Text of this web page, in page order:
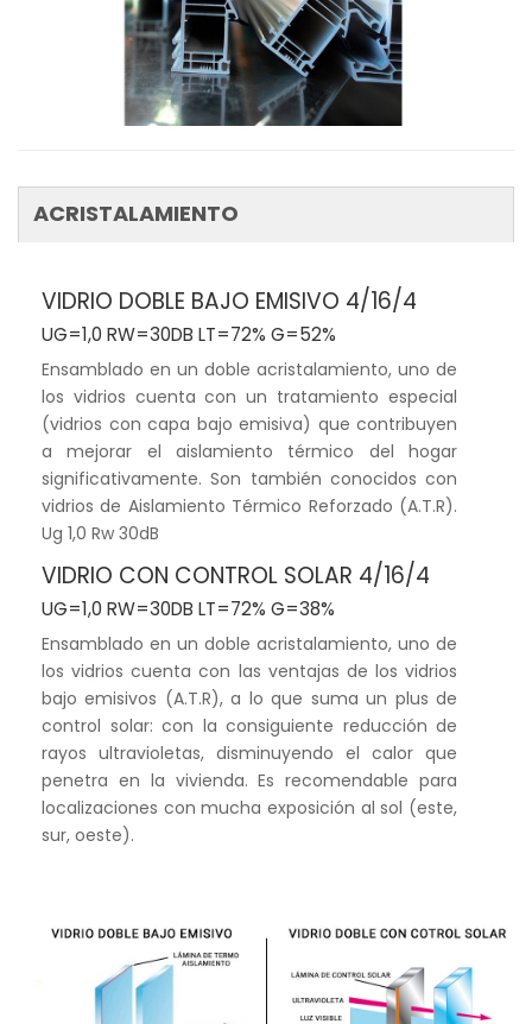
ACRISTALAMIENTO
VIDRIO DOBLE BAJO EMISIVO 4/16/4
UG=1,0 RW=30DB LT=72% G=52%
Ensamblado en un doble acristalamiento, uno de
los vidrios cuenta con un tratamiento especial
(vidrios con capa bajo emisiva) que contribuyen
a mejorar el aislamiento térmico del hogar
significativamente. Son también conocidos con
vidrios de Aislamiento Térmico Reforzado (A.T.R).
Ug 1,0 Rw 30dB
VIDRIO CON CONTROL SOLAR 4/16/4
UG=1,0 RW=30DB LT=72% G=38%
Ensamblado en un doble acristalamiento, uno de
los vidrios cuenta con las ventajas de los vidrios
bajo emisivos (A.T.R), a lo que suma un plus de
control solar: con la consiguiente reducción de
rayos ultravioletas, disminuyendo el calor que
penetra en la vivienda. Es recomendable para
localizaciones con mucha exposición al sol (este,
sur, oeste).